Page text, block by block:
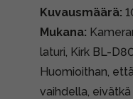
Kuvausmäärä:
Mukana:
laturi, Kirk BL-
Huomioithan,
vaihdella, eivätkä